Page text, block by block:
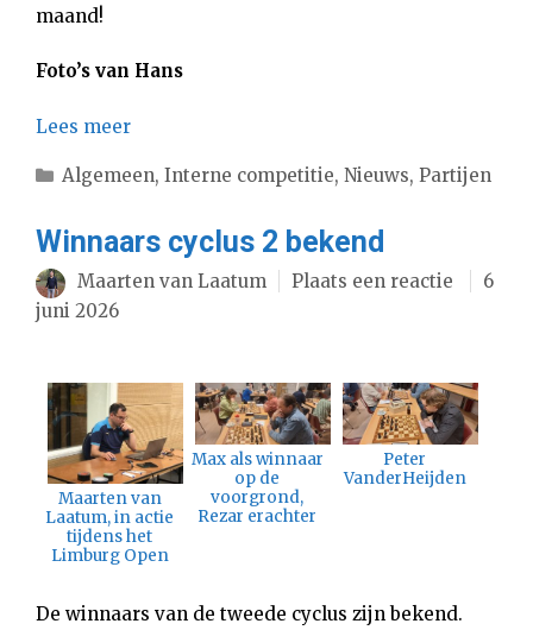
maand!
Foto’s van Hans
Lees meer
Categorieën
Algemeen, Interne competitie, Nieuws, Partijen
Winnaars cyclus 2 bekend
Maarten van Laatum Plaats een reactie
6
juni 2026
Maarten van
Laatum, in actie
tijdens het
Limburg Open
Max als winnaar
op de
voorgrond,
Rezar erachter
Peter
VanderHeijden
De winnaars van de tweede cyclus zijn bekend.